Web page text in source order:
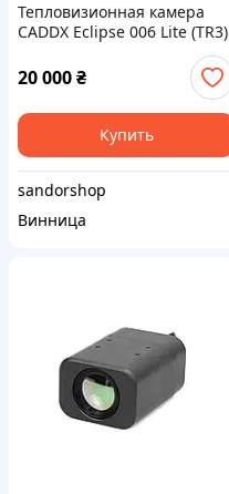
Тепловизионная камера
CADDX Eclipse 006 Lite (TR3)
640×512 VOx, 50 FPS, 22 мс,
MIPI + PAL, 9–24 В для
профессиональных систем
20 000₴
Купить
sandorshop
Винница